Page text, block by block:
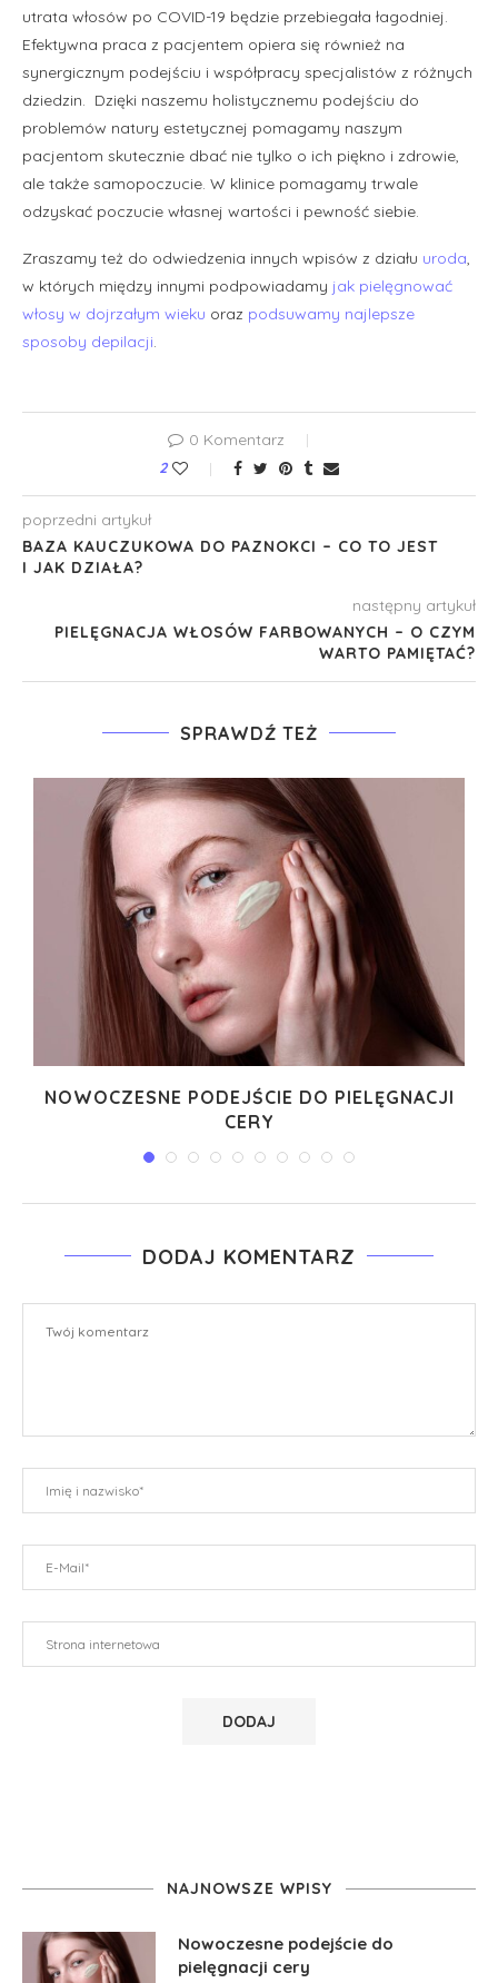
utrata włosów po COVID-19 będzie przebiegała łagodniej.
Efektywna praca z pacjentem opiera się również na
synergicznym podejściu i współpracy specjalistów z różnych
dziedzin. Dzięki naszemu holistycznemu podejściu do
problemów natury estetycznej pomagamy naszym
pacjentom skutecznie dbać nie tylko o ich piękno i zdrowie,
ale także samopoczucie. W klinice pomagamy trwale
odzyskać poczucie własnej wartości i pewność siebie.
Zraszamy też do odwiedzenia innych wpisów z działu uroda,
w których między innymi podpowiadamy jak pielęgnować
włosy w dojrzałym wieku oraz podsuwamy najlepsze
sposoby depilacji.
0 Komentarz
2
poprzedni artykuł
BAZA KAUCZUKOWA DO PAZNOKCI – CO TO JEST
I JAK DZIAŁA?
następny artykuł
PIELĘGNACJA WŁOSÓW FARBOWANYCH – O CZYM
WARTO PAMIĘTAĆ?
SPRAWDŹ TEŻ
NOWOCZESNE PODEJŚCIE DO PIELĘGNACJI
CERY
DODAJ KOMENTARZ
NAJNOWSZE WPISY
Nowoczesne podejście do
pielęgnacji cery